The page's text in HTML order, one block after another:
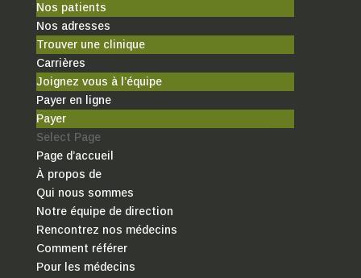
Nos patients
Nos adresses
Trouver une clinique
Carrières
Joignez vous à l’équipe
Payer en ligne
Payer
Select Page
Page d’accueil
À propos de
Qui nous sommes
Notre équipe de direction
Rencontrez nos médecins
Comment référer
Pour les médecins